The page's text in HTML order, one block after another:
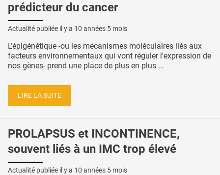
prédicteur du cancer
Actualité publiée il y a 10 années 5 mois
L’épigénétique -ou les mécanismes moléculaires liés aux
facteurs environnementaux qui vont réguler l'expression de
nos gènes- prend une place de plus en plus ...
LIRE LA SUITE
PROLAPSUS et INCONTINENCE,
souvent liés à un IMC trop élevé
Actualité publiée il y a 10 années 5 mois